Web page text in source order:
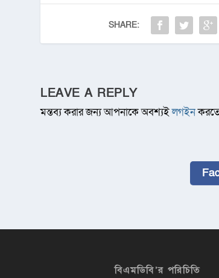
SHARE:
LEAVE A REPLY
মন্তব্য করার জন্য আপনাকে অবশ্যইলগইন
বিএমডিবি’র পরিচিতি